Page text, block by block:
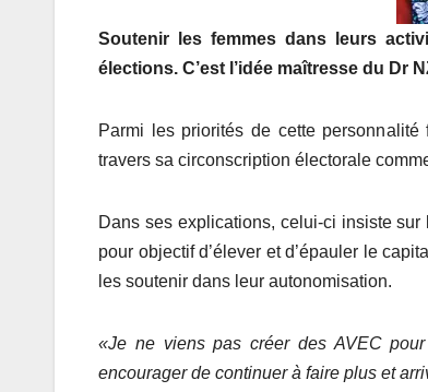
Soutenir les femmes dans leurs
élections. C’est l’idée maîtresse du Dr
Parmi les priorités de cette
travers sa circonscription électorale
Dans ses explications, celui-ci insiste
pour objectif d’élever et d’épauler le
les soutenir dans leur autonomisation.
«Je ne viens pas créer des AVEC pour
encourager de continuer à faire plus et